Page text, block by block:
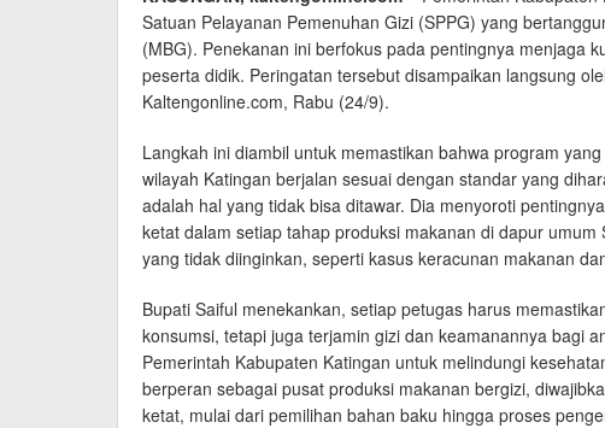
Satuan Pelayanan Pemenuhan Gizi (SPPG) yang
(MBG). Penekanan ini berfokus pada pentingnya menjaga
peserta didik. Peringatan tersebut disampaikan langsung
Kaltengonline.com, Rabu (24/9).
Langkah ini diambil untuk memastikan bahwa program
wilayah Katingan berjalan sesuai dengan standar yang
adalah hal yang tidak bisa ditawar. Dia menyoroti
ketat dalam setiap tahap produksi makanan di dapur
yang tidak diinginkan, seperti kasus keracunan makanan
Bupati Saiful menekankan, setiap petugas harus
konsumsi, tetapi juga terjamin gizi dan keamanannya bagi
Pemerintah Kabupaten Katingan untuk melindungi
berperan sebagai pusat produksi makanan bergizi,
ketat, mulai dari pemilihan bahan baku hingga proses